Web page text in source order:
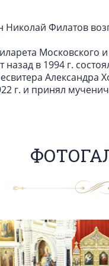
Филатов
Московского
в 1994 г.
Александра
г. и принял